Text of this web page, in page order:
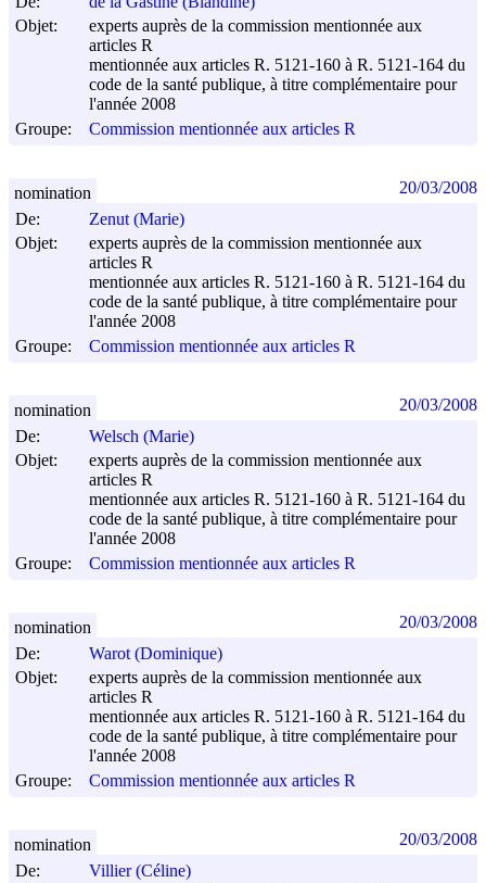
Objet:
experts auprès de la commission mentionnée aux
articles R
mentionnée aux articles R. 5121-160 à R. 5121-164 du
code de la santé publique, à titre complémentaire pour
l'année 2008
Groupe:
Commission mentionnée aux articles R
De:
Zenut (Marie)
Objet:
experts auprès de la commission mentionnée aux
articles R
mentionnée aux articles R. 5121-160 à R. 5121-164 du
code de la santé publique, à titre complémentaire pour
l'année 2008
Groupe:
Commission mentionnée aux articles R
nomination 20/03/2008
De:
Welsch (Marie)
Objet:
experts auprès de la commission mentionnée aux
articles R
mentionnée aux articles R. 5121-160 à R. 5121-164 du
code de la santé publique, à titre complémentaire pour
l'année 2008
Groupe:
Commission mentionnée aux articles R
nomination 20/03/2008
De:
Warot (Dominique)
Objet:
experts auprès de la commission mentionnée aux
articles R
mentionnée aux articles R. 5121-160 à R. 5121-164 du
code de la santé publique, à titre complémentaire pour
l'année 2008
Groupe:
Commission mentionnée aux articles R
nomination 20/03/2008
De:
Villier (Céline)
nomination 20/03/2008